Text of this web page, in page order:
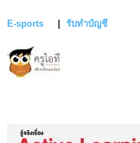
E-sports รับทำบัญชี